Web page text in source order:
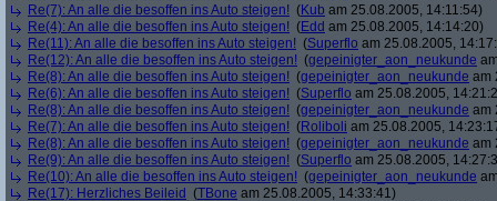
Re(7): An alle die besoffen ins Auto steigen! (Kub am 25.08.2005, 14:11:54)
Re(4): An alle die besoffen ins Auto steigen! (Edd am 25.08.2005, 14:14:20)
Re(11): An alle die besoffen ins Auto steigen! (Superflo am 25.08.2005,
Re(12): An alle die besoffen ins Auto steigen! (gepeinigter_aon_neukunde
Re(8): An alle die besoffen ins Auto steigen! (gepeinigter_aon_neukunde am
Re(6): An alle die besoffen ins Auto steigen! (Superflo am 25.08.2005,
Re(8): An alle die besoffen ins Auto steigen! (gepeinigter_aon_neukunde am
Re(7): An alle die besoffen ins Auto steigen! (Roliboli am 25.08.2005,
Re(8): An alle die besoffen ins Auto steigen! (gepeinigter_aon_neukunde am
Re(9): An alle die besoffen ins Auto steigen! (Superflo am 25.08.2005,
Re(10): An alle die besoffen ins Auto steigen! (gepeinigter_aon_neukunde
Re(17): Herzliches Beileid (TBone am 25.08.2005, 14:33:41)